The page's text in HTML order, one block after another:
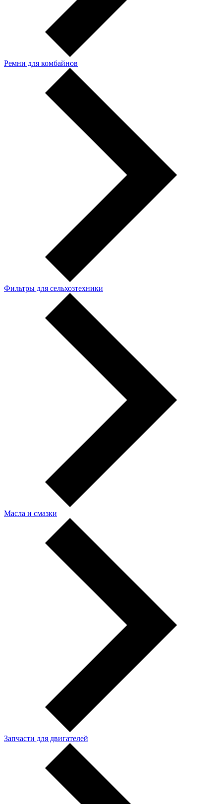
Ремни для комбайнов
Фильтры для сельхозтехники
Масла и смазки
Запчасти для двигателей